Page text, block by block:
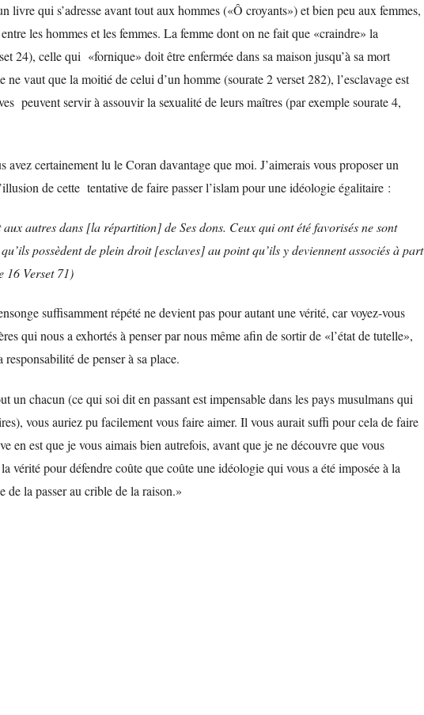
livre qui s’adresse avant tout aux hommes («Ô croyants») et bien peu aux femmes,
les hommes et les femmes. La femme dont on ne fait que «craindre» la
24), celle qui «fornique» doit être enfermée dans sa maison jusqu’à sa mort
ne vaut que la moitié de celui d’un homme (sourate 2 verset 282), l’esclavage est
peuvent servir à assouvir la sexualité de leurs maîtres (par exemple sourate 4,
avez certainement lu le Coran davantage que moi. J’aimerais vous proposer un
de cette tentative de faire passer l’islam pour une idéologie égalitaire :
autres dans [la répartition] de Ses dons. Ceux qui ont été favorisés ne sont
possèdent de plein droit [esclaves] au point qu’ils y deviennent associés à part
16 Verset 71)
suffisamment répété ne devient pas pour autant une vérité, car voyez-vous
qui nous a exhortés à penser par nous même afin de sortir de «l’état de tutelle»,
de penser à sa place.
un chacun (ce qui soi dit en passant est impensable dans les pays musulmans qui
vous auriez pu facilement vous faire aimer. Il vous aurait suffi pour cela de faire
en est que je vous aimais bien autrefois, avant que je ne découvre que vous
vérité pour défendre coûte que coûte une idéologie qui vous a été imposée à la
de la passer au crible de la raison.»